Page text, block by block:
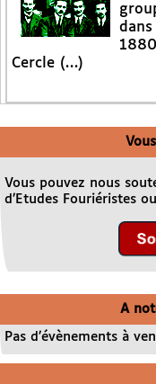
Cercle (…)
Vous pouvez nous
d’Etudes Fouriéristes
A
Pas d’évènements à